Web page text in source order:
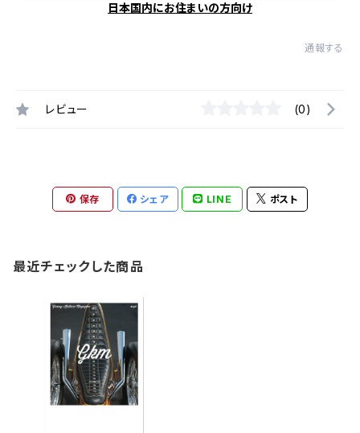
日本国内にお住まいの方向け
通報する
レビュー (0)
保存 シェア LINE ポスト
最近チェックした商品